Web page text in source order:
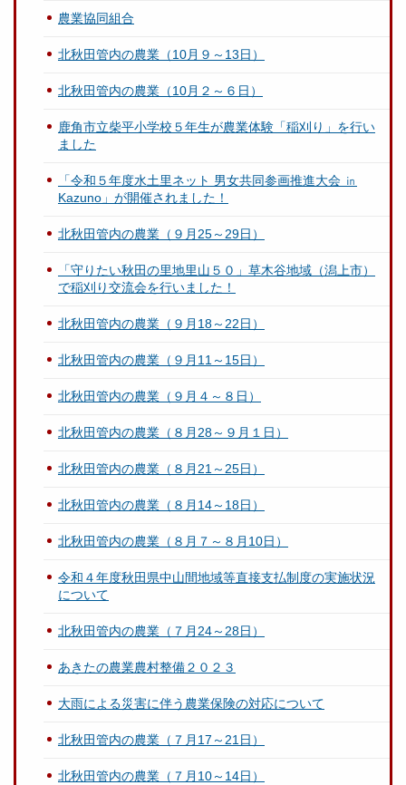
農業協同組合
北秋田管内の農業（10月９～13日）
北秋田管内の農業（10月２～６日）
鹿角市立柴平小学校５年生が農業体験「稲刈り」を行い
ました
「令和５年度水土里ネット 男女共同参画推進大会 ㏌
Kazuno」が開催されました！
北秋田管内の農業（９月25～29日）
「守りたい秋田の里地里山５０」草木谷地域（潟上市）
で稲刈り交流会を行いました！
北秋田管内の農業（９月18～22日）
北秋田管内の農業（９月11～15日）
北秋田管内の農業（９月４～８日）
北秋田管内の農業（８月28～９月１日）
北秋田管内の農業（８月21～25日）
北秋田管内の農業（８月14～18日）
北秋田管内の農業（８月７～８月10日）
令和４年度秋田県中山間地域等直接支払制度の実施状況
について
北秋田管内の農業（７月24～28日）
あきたの農業農村整備２０２３
大雨による災害に伴う農業保険の対応について
北秋田管内の農業（７月17～21日）
北秋田管内の農業（７月10～14日）